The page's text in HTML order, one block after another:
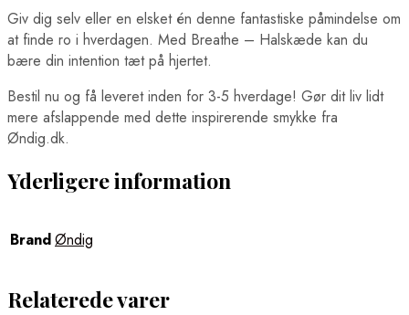
Giv dig selv eller en elsket én denne fantastiske påmindelse om
at finde ro i hverdagen. Med Breathe – Halskæde kan du
bære din intention tæt på hjertet.
Bestil nu og få leveret inden for 3-5 hverdage! Gør dit liv lidt
mere afslappende med dette inspirerende smykke fra
Øndig.dk.
Yderligere information
BrandØndig
Relaterede varer